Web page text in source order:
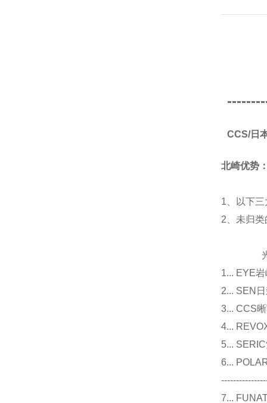
CCS/日
北崎优势
1、以下
2、未归
光源
1... EYE
2... SEN
3... CCS
4...
5...
6...
7...